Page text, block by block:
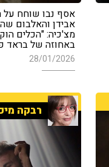
אסף נבו שוחח
אבידן והאלבום
מצ'כיה: "הכלים
באחוזה של בראד
28/01/2026
רבקה